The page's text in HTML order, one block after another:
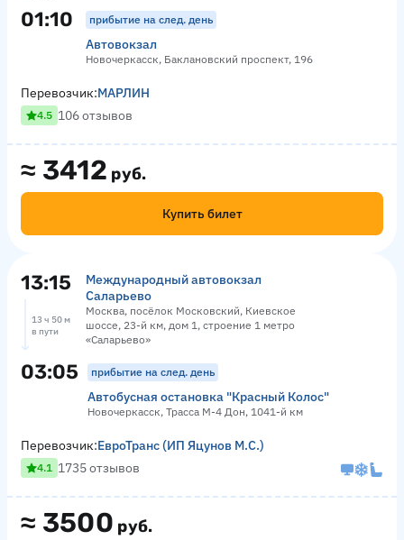
01:10 прибытие на след. день
Автовокзал
Новочеркасск, Баклановский проспект, 196
≈ 3412 руб.
Купить билет
Перевозчик:МАРЛИН
4.5 106 отзывов
13:15
Международный автовокзал
Саларьево
Москва, посёлок Московский, Киевское
шоссе, 23-й км, дом 1, строение 1 метро
«Саларьево»
13 ч 50 м
в пути
03:05 прибытие на след. день
Автобусная остановка "Красный Колос"
Новочеркасск, Трасса М-4 Дон, 1041-й км
≈ 3500 руб.
Перевозчик:ЕвроТранс (ИП Яцунов М.С.)
4.1 1735 отзывов